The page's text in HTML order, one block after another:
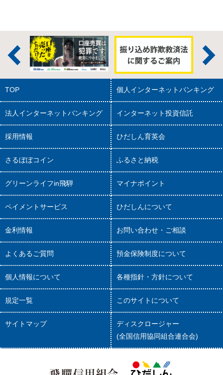
TOP 個人インターネットバンキング
法人インターネットバンキング インターネット投資信託
採用情報 ひだしん育英会
さるぼぼコイン ふるさと納税
グリーンライフin飛騨 マイナポイント
ペイメントサービス ひだしんについて
金利情報 お問い合わせ・ご相談
よくあるご質問 預金保険制度について
個人情報について 各種指針・方針について
規定一覧 このサイトについて
サイトマップ
ディスクロージャー
(全国信用協同組合連合会)